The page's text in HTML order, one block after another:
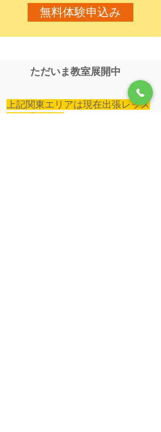
無料体験申込み
ただいま教室展開中
上記関東エリアは現在出張レッス